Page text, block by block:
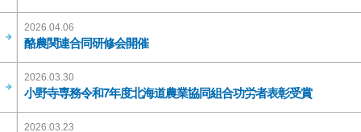
2026.04.06
酪農関連合同研修会開催
2026.03.30
小野寺専務令和7年度北海道農業協同組合功労者表彰受賞
2026.03.23